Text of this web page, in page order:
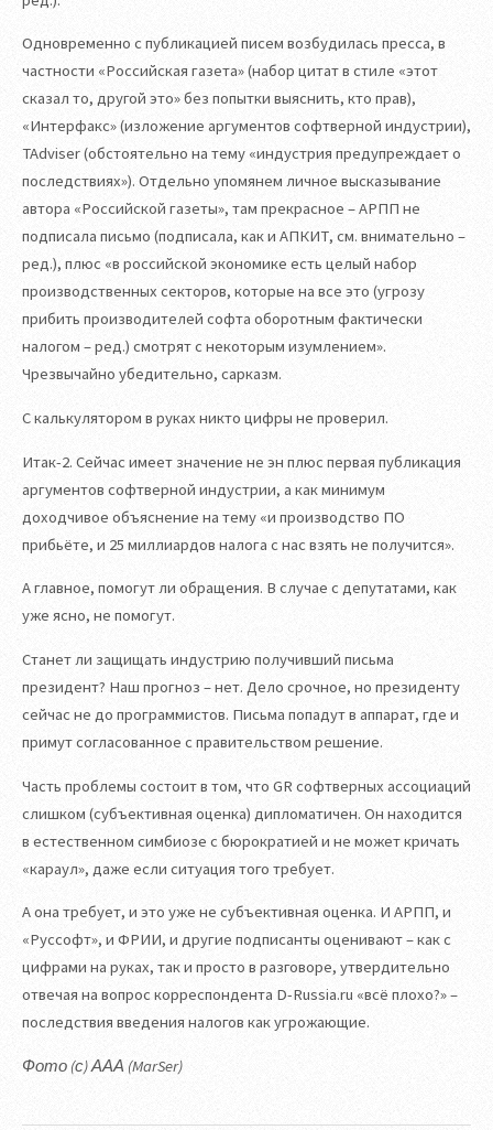
Одновременно с публикацией писем возбудилась пресса, в
частности «Российская газета» (набор цитат в стиле «этот
сказал то, другой это» без попытки выяснить, кто прав),
«Интерфакс» (изложение аргументов софтверной индустрии),
TAdviser (обстоятельно на тему «индустрия предупреждает о
последствиях»). Отдельно упомянем личное высказывание
автора «Российской газеты», там прекрасное – АРПП не
подписала письмо (подписала, как и АПКИТ, см. внимательно –
ред.), плюс «в российской экономике есть целый набор
производственных секторов, которые на все это (угрозу
прибить производителей софта оборотным фактически
налогом – ред.) смотрят с некоторым изумлением».
Чрезвычайно убедительно, сарказм.
С калькулятором в руках никто цифры не проверил.
Итак-2. Сейчас имеет значение не эн плюс первая публикация
аргументов софтверной индустрии, а как минимум
доходчивое объяснение на тему «и производство ПО
прибьёте, и 25 миллиардов налога с нас взять не получится».
А главное, помогут ли обращения. В случае с депутатами, как
уже ясно, не помогут.
Станет ли защищать индустрию получивший письма
президент? Наш прогноз – нет. Дело срочное, но президенту
сейчас не до программистов. Письма попадут в аппарат, где и
примут согласованное с правительством решение.
Часть проблемы состоит в том, что GR софтверных ассоциаций
слишком (субъективная оценка) дипломатичен. Он находится
в естественном симбиозе с бюрократией и не может кричать
«караул», даже если ситуация того требует.
А она требует, и это уже не субъективная оценка. И АРПП, и
«Руссофт», и ФРИИ, и другие подписанты оценивают – как с
цифрами на руках, так и просто в разговоре, утвердительно
отвечая на вопрос корреспондента D-Russia.ru «всё плохо?» –
последствия введения налогов как угрожающие.
Фото (с) ААА (MarSer)